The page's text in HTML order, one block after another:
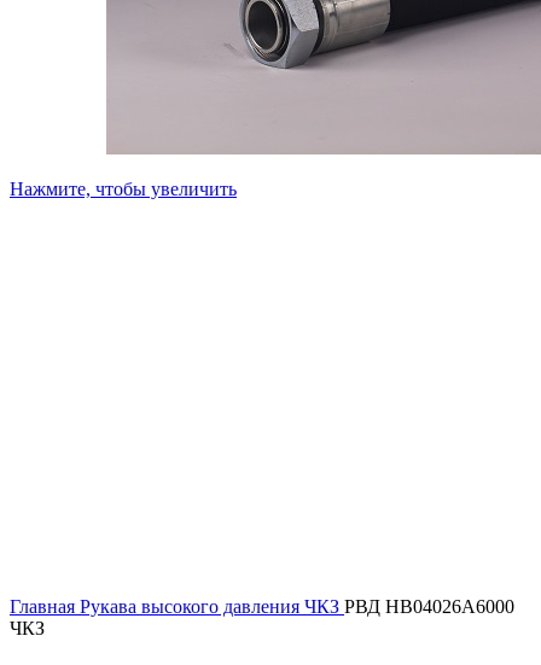
Нажмите, чтобы увеличить
Главная Рукава высокого давления ЧКЗ РВД HB04026A6000
ЧКЗ